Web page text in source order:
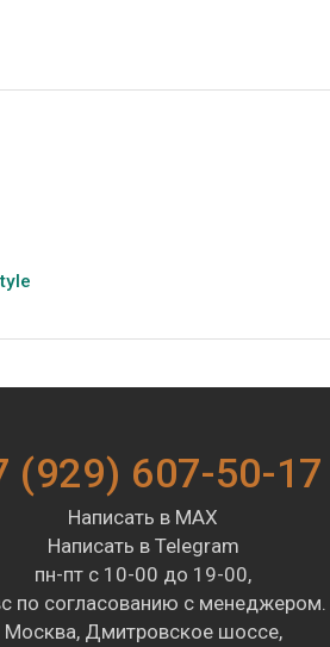
(929) 607-50-17
Написать в MAX
Написать в Telegram
пн-пт с 10-00 до 19-00,
по согласованию с менеджером.
Москва, Дмитровское шоссе,